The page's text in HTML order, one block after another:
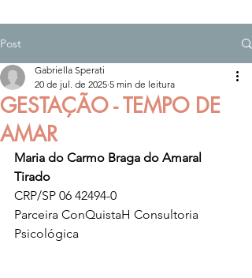
Post
GESTAÇÃO - TEMPO DE
AMAR
Gabriella Sperati
20 de jul. de 2025 5 min de leitura
Maria do Carmo Braga do Amaral
Tirado
CRP/SP 06 42494-0
Parceira ConQuistaH Consultoria
Psicológica